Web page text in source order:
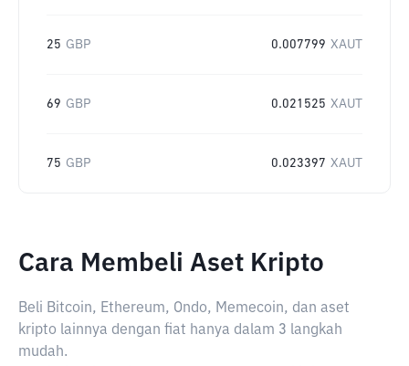
25 GBP 0.007799 XAUT
69 GBP 0.021525 XAUT
75 GBP 0.023397 XAUT
Cara Membeli Aset Kripto
Beli Bitcoin, Ethereum, Ondo, Memecoin, dan aset
kripto lainnya dengan fiat hanya dalam 3 langkah
mudah.